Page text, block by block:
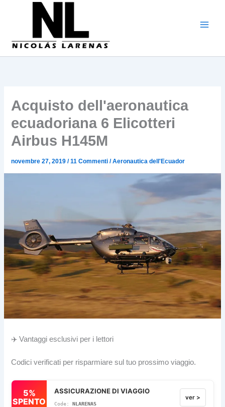
Acquisto dell'aeronautica
ecuadoriana 6 Elicotteri
Airbus H145M
novembre 27, 2019/11 Commenti /Aeronautica dell'Ecuador
✈️ Vantaggi esclusivi per i lettori
Codici verificati per risparmiare sul tuo prossimo viaggio.
5%
SPENTO
ASSICURAZIONE DI VIAGGIO
NLARENAS
ver >